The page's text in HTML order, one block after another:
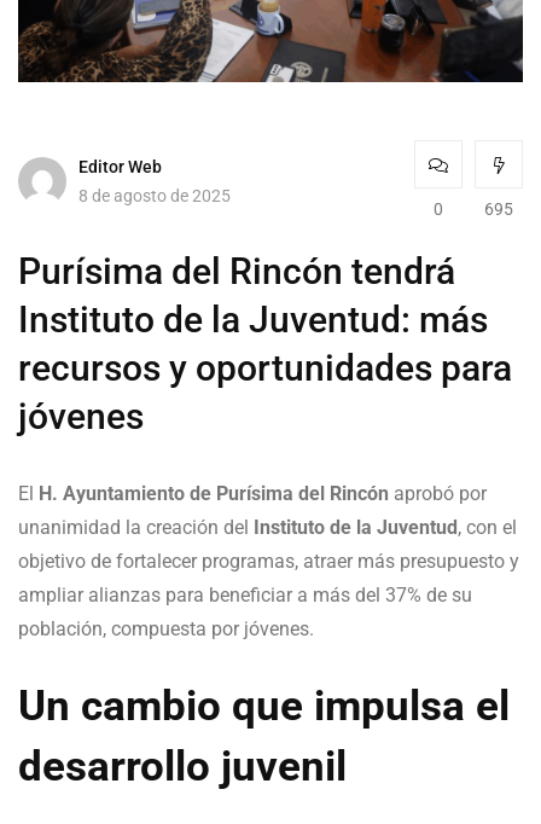
Editor Web
8 de agosto de 2025
0 695
Purísima del Rincón tendrá
Instituto de la Juventud: más
recursos y oportunidades para
jóvenes
El H. Ayuntamiento de Purísima del Rincón aprobó por
unanimidad la creación del Instituto de la Juventud, con el
objetivo de fortalecer programas, atraer más presupuesto y
ampliar alianzas para beneficiar a más del 37% de su
población, compuesta por jóvenes.
Un cambio que impulsa el
desarrollo juvenil